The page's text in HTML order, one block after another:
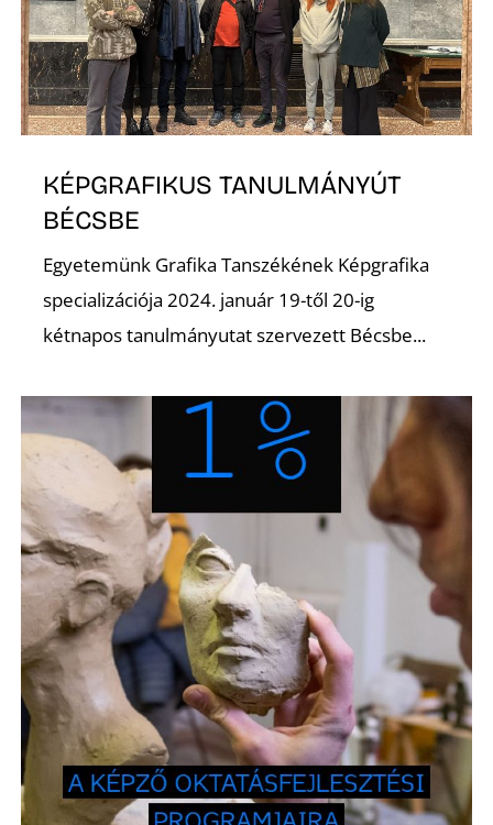
KÉPGRAFIKUS TANULMÁNYÚT
BÉCSBE
Egyetemünk Grafika Tanszékének Képgrafika
specializációja 2024. január 19-től 20-ig
kétnapos tanulmányutat szervezett Bécsbe...